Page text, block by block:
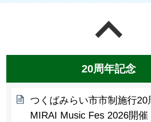
20周年記念
つくばみらい市市制施行20
MIRAI Music Fes 2026開催